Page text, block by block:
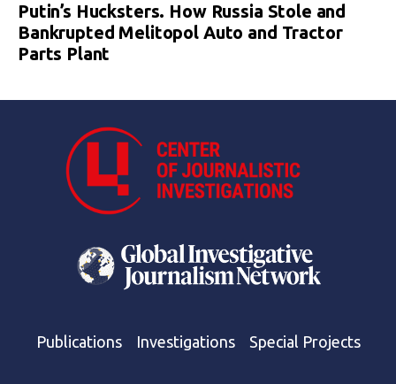
Putin’s Hucksters. How Russia Stole and
Bankrupted Melitopol Auto and Tractor
Parts Plant
Publications Investigations Special Projects